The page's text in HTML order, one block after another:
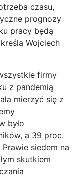
czasu,
prognozy
pracy będą
Wojciech
firmy
z pandemią
mierzyć się z
było
a 39 proc.
siedem na
skutkiem